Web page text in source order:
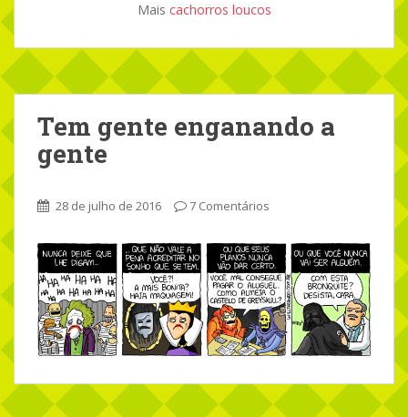
Mais cachorros loucos
Tem gente enganando a
gente
28 de julho de 2016 7 Comentários